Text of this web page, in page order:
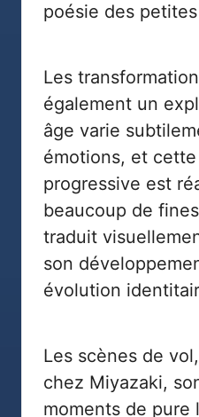
poésie des
Les
également un
âge varie
émotions, et
progressive est
beaucoup de
traduit
son
évolution
Les scènes de
chez Miyazaki,
moments de pure